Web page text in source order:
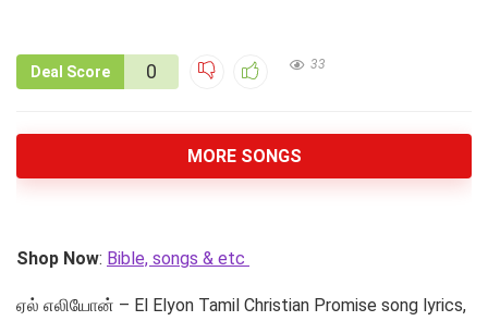
Deal Score 0 33
MORE SONGS
Shop Now: Bible, songs & etc
ஏல் எலியோன் – El Elyon Tamil Christian Promise song lyrics,